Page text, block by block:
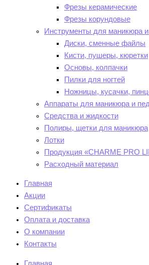
Фрезы керамические
Фрезы корундовые
Инструменты для маникюра
Диски, сменные файлы
Кисти, пушеры, кюретки
Основы, колпачки
Пилки для ногтей
Ножницы, кусачки,
Аппараты для маникюра и
Средства и жидкости
Полиры, щетки для маникюра
Лотки
Продукция «CHARME PRO
Расходный материал
Главная
Акции
Сертификаты
Оплата и доставка
О компании
Контакты